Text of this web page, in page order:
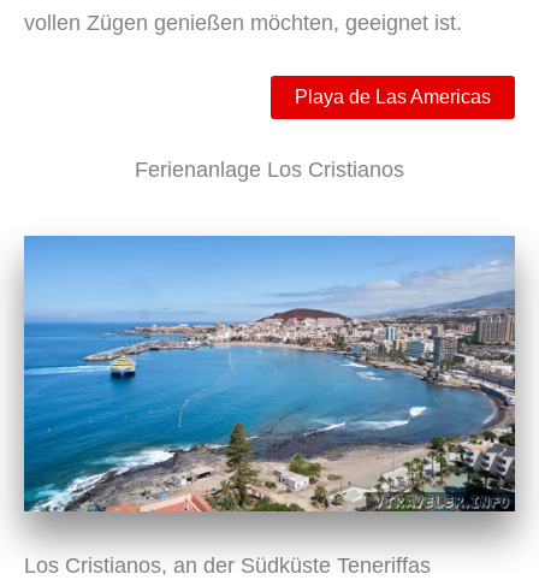
vollen Zügen genießen möchten, geeignet ist.
Playa de Las Americas
Ferienanlage Los Cristianos
Los Cristianos, an der Südküste Teneriffas